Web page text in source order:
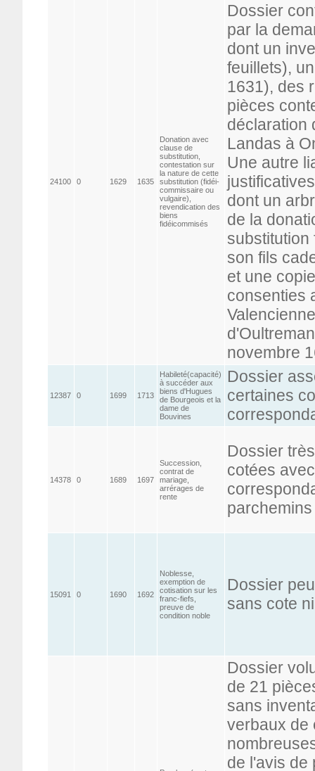
24100 0 1629 1635
Donation avec
clause de
substitution,
contestation sur
la nature de cette
substitution (fidéi-
commissaire ou
vulgaire),
revendication des
biens
fidéicommisés
Dossier
par la
dont un
feuillets),
1631), des
pièces
déclaration
Landas à
Une autre
dont un
de la
substitution
son fils
et une
consenties
novembre
12387 0 1699 1713
Habileté(capacité)
à succéder aux
biens d'Hugues
de Bourgeois et la
dame de
Bouvines
Dossier
certaines
14378 0 1689 1697
Succession,
contrat de
mariage,
arrérages de
rente
Dossier
cotées
15091 0 1690 1692
Noblesse,
exemption de
cotisation sur les
franc-fiefs,
preuve de
condition noble
Dossier
sans cote
Dossier
de 21
sans
verbaux de
de l'avis de